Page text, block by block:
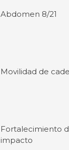
Abdomen 8/21
Movilidad de
Fortalecimiento
impacto